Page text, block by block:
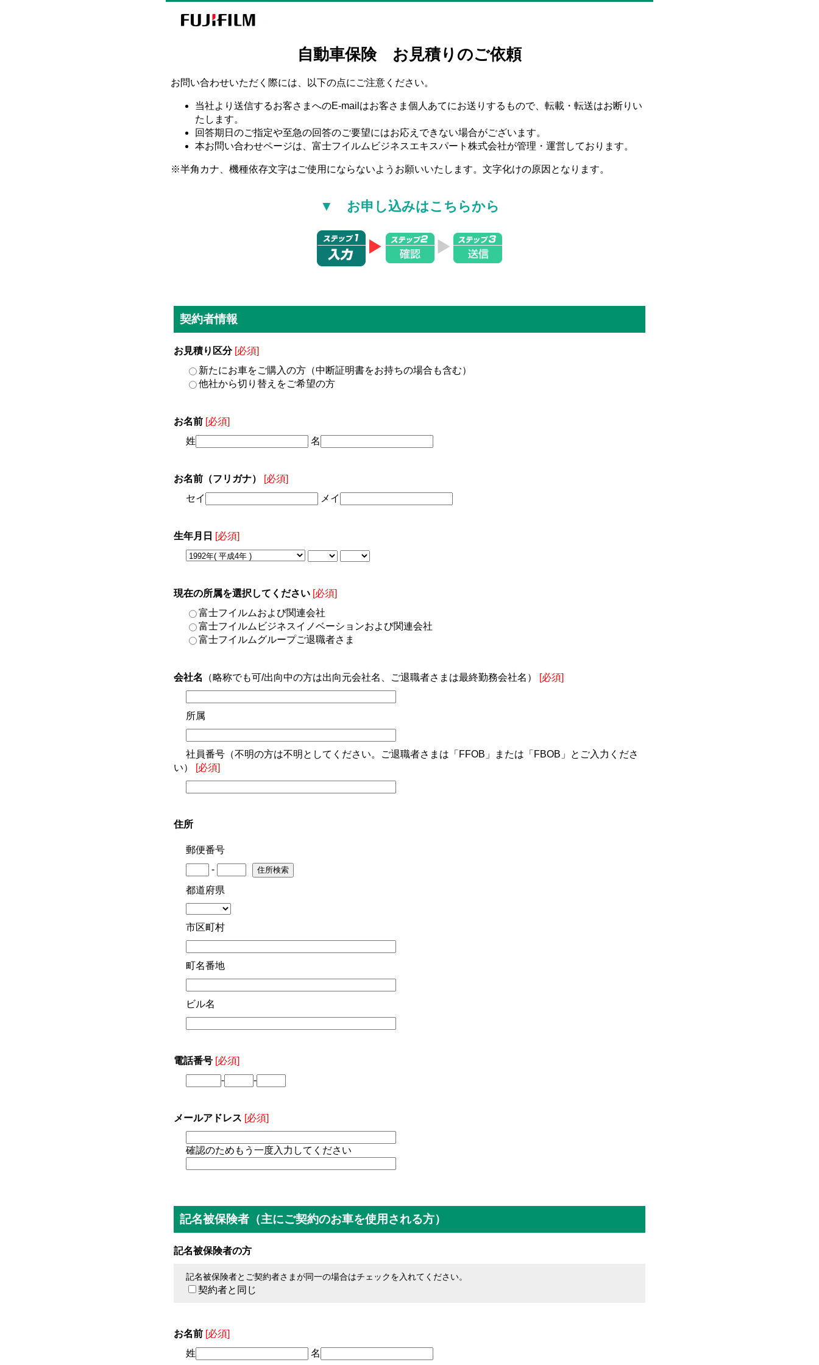
自動車保険 お見積りのご依頼
お問い合わせいただく際には、以下の点にご注意ください。
当社より送信するお客さまへのE-mailはお客さま個人あてにお送りするもので、転載・転送はお断りい
たします。
回答期日のご指定や至急の回答のご要望にはお応えできない場合がございます。
本お問い合わせページは、富士フイルムビジネスエキスパート株式会社が管理・運営しております。
※半角カナ、機種依存文字はご使用にならないようお願いいたします。文字化けの原因となります。
▼ お申し込みはこちらから
契約者情報
お見積り区分 [必須]
新たにお車をご購入の方（中断証明書をお持ちの場合も含む）
他社から切り替えをご希望の方
お名前 [必須]
姓
名
お名前（フリガナ）
[必須]
セイ
メイ
生年月日 [必須]
現在の所属を選択してください [必須]
富士フイルムおよび関連会社
富士フイルムビジネスイノベーションおよび関連会社
富士フイルムグループご退職者さま
会社名 （略称でも可/出向中の方は出向元会社名、ご退職者さまは最終勤務会社名） [必須]
所属
社員番号（不明の方は不明としてください。ご退職者さまは「FFOB」または「FBOB」とご入力くださ
い）
[必須]
住所
郵便番号
-
都道府県
市区町村
町名番地
ビル名
電話番号 [必須]
-
-
メールアドレス [必須]
確認のためもう一度入力してください
記名被保険者（主にご契約のお車を使用される方）
記名被保険者の方
記名被保険者とご契約者さまが同一の場合はチェックを入れてください。
契約者と同じ
お名前 [必須]
姓
名